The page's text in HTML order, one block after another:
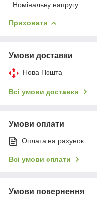
Номінальну напругу
Приховати
Умови доставки
Нова Пошта
Всі умови доставки
Умови оплати
Оплата на рахунок
Всі умови оплати
Умови повернення